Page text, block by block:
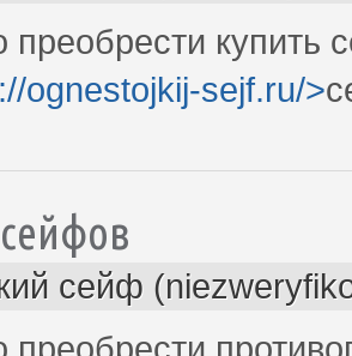
преобрести купить
ognestojkij-sejf.ru/>
сейф
преобрести